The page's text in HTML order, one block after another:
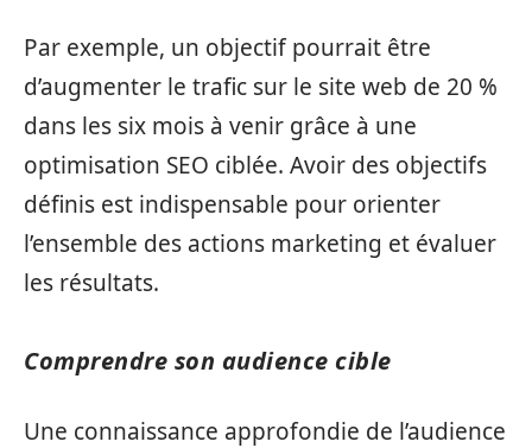
Par exemple, un objectif pourrait être
d’augmenter le trafic sur le site web de 20 %
dans les six mois à venir grâce à une
optimisation SEO ciblée. Avoir des objectifs
définis est indispensable pour orienter
l’ensemble des actions marketing et évaluer
les résultats.
Comprendre son audience cible
Une connaissance approfondie de l’audience